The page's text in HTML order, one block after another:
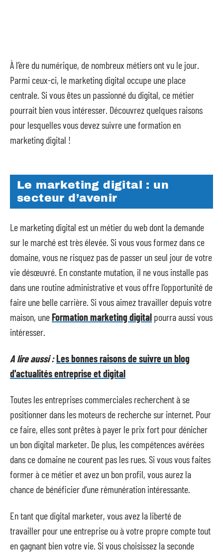
À l’ère du numérique, de nombreux métiers ont vu le jour.
Parmi ceux-ci, le marketing digital occupe une place
centrale. Si vous êtes un passionné du digital, ce métier
pourrait bien vous intéresser. Découvrez quelques raisons
pour lesquelles vous devez suivre une formation en
marketing digital !
Le marketing digital : un
secteur d’avenir
Le marketing digital est un métier du web dont la demande
sur le marché est très élevée. Si vous vous formez dans ce
domaine, vous ne risquez pas de passer un seul jour de votre
vie désœuvré. En constante mutation, il ne vous installe pas
dans une routine administrative et vous offre l’opportunité de
faire une belle carrière. Si vous aimez travailler depuis votre
maison, uneFormation marketing digital pourra aussi vous
intéresser.
A lire aussi :Les bonnes raisons de suivre un blog
d'actualités entreprise et digital
Toutes les entreprises commerciales recherchent à se
positionner dans les moteurs de recherche sur internet. Pour
ce faire, elles sont prêtes à payer le prix fort pour dénicher
un bon digital marketer. De plus, les compétences avérées
dans ce domaine ne courent pas les rues. Si vous vous faites
former à ce métier et avez un bon profil, vous aurez la
chance de bénéficier d’une rémunération intéressante.
En tant que digital marketer, vous avez la liberté de
travailler pour une entreprise ou à votre propre compte tout
en gagnant bien votre vie. Si vous choisissez la seconde